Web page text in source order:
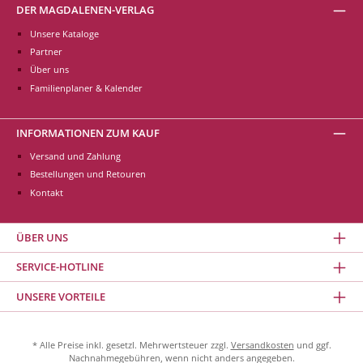
DER MAGDALENEN-VERLAG
Unsere Kataloge
Partner
Über uns
Familienplaner & Kalender
INFORMATIONEN ZUM KAUF
Versand und Zahlung
Bestellungen und Retouren
Kontakt
ÜBER UNS
SERVICE-HOTLINE
UNSERE VORTEILE
* Alle Preise inkl. gesetzl. Mehrwertsteuer zzgl. Versandkosten und ggf.
Nachnahmegebühren, wenn nicht anders angegeben.